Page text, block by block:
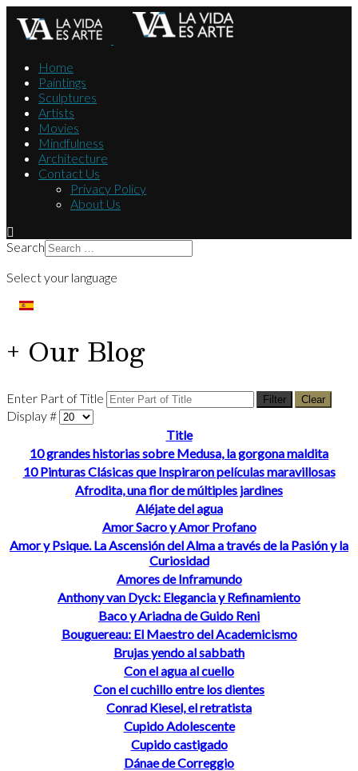
Home
Paintings
Sculptures
Artists
Movies
Mindfulness
Architecture
Contact Us
Privacy Policy
About Us
Search
Select your language
+ Our Blog
Enter Part of Title Filter Clear
Display #
Title
10 grandes historias sobre Medusa, la gorgona maldita
10 Pinturas Clásicas que Inspiraron películas maravillosas
Afrodita, una flor de múltiples jardines
Aléjate del agua
Amor Sacro y Amor Profano
Amor y Psique. La Ascensión del Alma a través de la Pasión y la
Curiosidad
Amores de Inframundo
Anthony van Dyck: Elegancia y Refinamiento
Baco y Ariadna de Guido Reni
Bouguereau: El Maestro del Academicismo
Brujas yendo al sabbath
Con el agua al cuello
Con el cuchillo entre los dientes
Conrad Kiesel, el retratista
Cupido Adolescente
Cupido castigado
Dánae de Correggio